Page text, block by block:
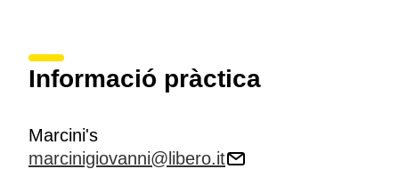
Informació pràctica
Marcini's
marcinigiovanni@libero.it